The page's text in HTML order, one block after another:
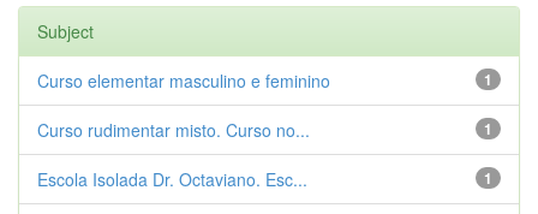
Subject
1
Curso elementar masculino e feminino
1
Curso rudimentar misto. Curso no...
1
Escola Isolada Dr. Octaviano. Esc...